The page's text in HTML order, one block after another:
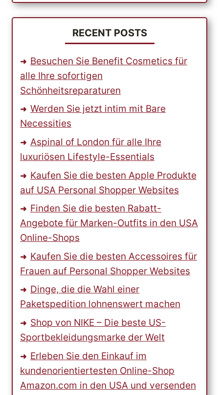
RECENT POSTS
Besuchen Sie Benefit Cosmetics für
alle Ihre sofortigen
Schönheitsreparaturen
Werden Sie jetzt intim mit Bare
Necessities
Aspinal of London für alle Ihre
luxuriösen Lifestyle-Essentials
Kaufen Sie die besten Apple Produkte
auf USA Personal Shopper Websites
Finden Sie die besten Rabatt-
Angebote für Marken-Outfits in den USA
Online-Shops
Kaufen Sie die besten Accessoires für
Frauen auf Personal Shopper Websites
Dinge, die die Wahl einer
Paketspedition lohnenswert machen
Shop von NIKE – Die beste US-
Sportbekleidungsmarke der Welt
Erleben Sie den Einkauf im
kundenorientiertesten Online-Shop
Amazon.com in den USA und versenden